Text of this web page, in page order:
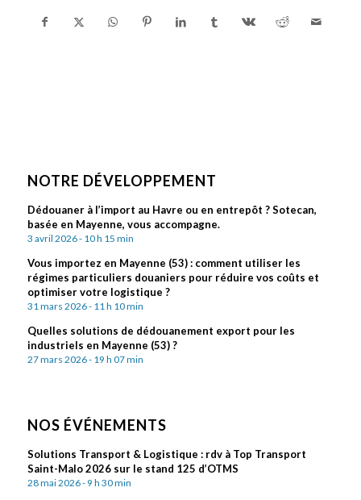
NOTRE DÉVELOPPEMENT
Dédouaner à l’import au Havre ou en entrepôt ? Sotecan,
basée en Mayenne, vous accompagne.
3 avril 2026 - 10 h 15 min
Vous importez en Mayenne (53) : comment utiliser les
régimes particuliers douaniers pour réduire vos coûts et
optimiser votre logistique ?
31 mars 2026 - 11 h 10 min
Quelles solutions de dédouanement export pour les
industriels en Mayenne (53) ?
27 mars 2026 - 19 h 07 min
NOS ÉVÉNEMENTS
Solutions Transport & Logistique : rdv à Top Transport
Saint-Malo 2026 sur le stand 125 d’OTMS
28 mai 2026 - 9 h 30 min